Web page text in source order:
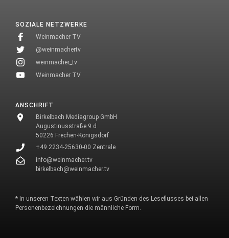
ANSCHRIFT
Birkelbach Mediagroup GmbH
Augustinusstraße 9 d
50226 Frechen-Königsdorf
+49 2234-25630-00 Zentrale
info@weinmacher.tv
birkelbach@weinmacher.tv
* In unseren Texten wählen wir aus Gründen des Leseflusses bei allen
Personenbezeichnungen die männliche Form.
SOZIALE NETZWERKE
Weinmacher TV
@weinmachertv
weinmacher_tv
Weinmacher TV